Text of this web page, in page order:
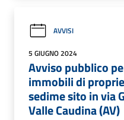
AVVISI
5 GIUGNO 2024
Avviso pubblico
immobili di
sedime sito in via
Valle Caudina (AV)